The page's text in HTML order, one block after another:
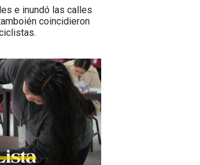
e inundó las calles
coincidieron